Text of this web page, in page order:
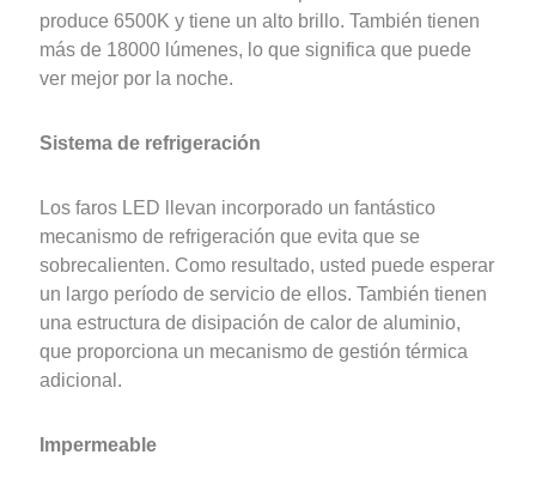
produce 6500K y tiene un alto brillo. También tienen
más de 18000 lúmenes, lo que significa que puede
ver mejor por la noche.
Sistema de refrigeración
Los faros LED llevan incorporado un fantástico
mecanismo de refrigeración que evita que se
sobrecalienten. Como resultado, usted puede esperar
un largo período de servicio de ellos. También tienen
una estructura de disipación de calor de aluminio,
que proporciona un mecanismo de gestión térmica
adicional.
Impermeable